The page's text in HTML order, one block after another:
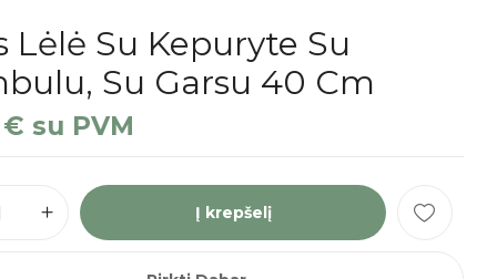
Lėlė Su Kepuryte Su
Su Garsu 40 Cm
€ su PVM
Į krepšelį